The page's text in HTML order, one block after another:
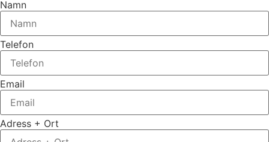
Namn
Telefon
Email
Adress + Ort